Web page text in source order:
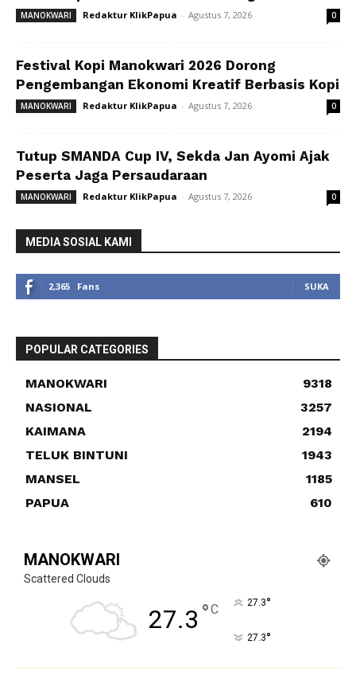
MANOKWARI Redaktur KlikPapua - Agustus 7, 2026 0
Festival Kopi Manokwari 2026 Dorong
Pengembangan Ekonomi Kreatif Berbasis Kopi
MANOKWARI Redaktur KlikPapua - Agustus 7, 2026 0
Tutup SMANDA Cup IV, Sekda Jan Ayomi Ajak
Peserta Jaga Persaudaraan
MANOKWARI Redaktur KlikPapua - Agustus 7, 2026 0
MEDIA SOSIAL KAMI
2,365 Fans SUKA
POPULAR CATEGORIES
MANOKWARI
9318
NASIONAL
3257
KAIMANA
2194
TELUK BINTUNI
1943
MANSEL
1185
PAPUA
610
MANOKWARI
Scattered Clouds
27.3 °C 27.3°
27.3°